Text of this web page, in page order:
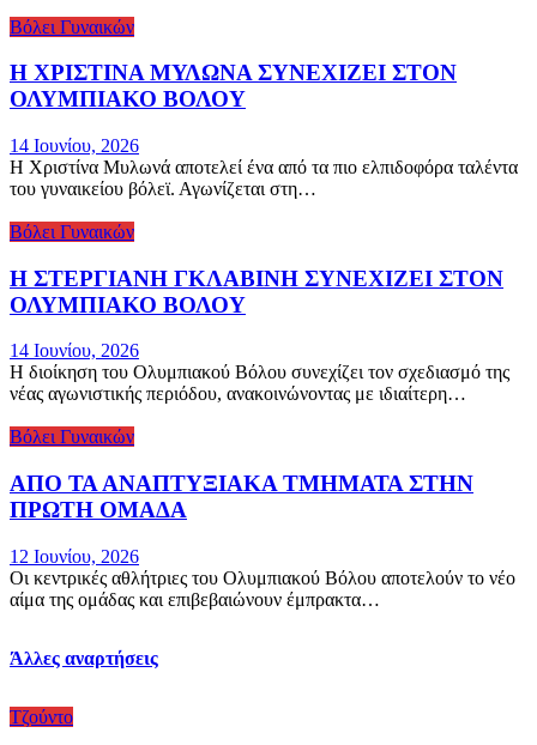
Βόλει Γυναικών
Η ΧΡΙΣΤΙΝΑ ΜΥΛΩΝΑ ΣΥΝΕΧΙΖΕΙ ΣΤΟΝ
ΟΛΥΜΠΙΑΚΟ ΒΟΛΟΥ
14 Ιουνίου, 2026
Η Χριστίνα Μυλωνά αποτελεί ένα από τα πιο ελπιδοφόρα ταλέντα
του γυναικείου βόλεϊ. Αγωνίζεται στη…
Βόλει Γυναικών
Η ΣΤΕΡΓΙΑΝΗ ΓΚΛΑΒΙΝΗ ΣΥΝΕΧΙΖΕΙ ΣΤΟΝ
ΟΛΥΜΠΙΑΚΟ ΒΟΛΟΥ
14 Ιουνίου, 2026
Η διοίκηση του Ολυμπιακού Βόλου συνεχίζει τον σχεδιασμό της
νέας αγωνιστικής περιόδου, ανακοινώνοντας με ιδιαίτερη…
Βόλει Γυναικών
ΑΠΟ ΤΑ ΑΝΑΠΤΥΞΙΑΚΑ ΤΜΗΜΑΤΑ ΣΤΗΝ
ΠΡΩΤΗ ΟΜΑΔΑ
12 Ιουνίου, 2026
Οι κεντρικές αθλήτριες του Ολυμπιακού Βόλου αποτελούν το νέο
αίμα της ομάδας και επιβεβαιώνουν έμπρακτα…
Άλλες αναρτήσεις
Τζούντο